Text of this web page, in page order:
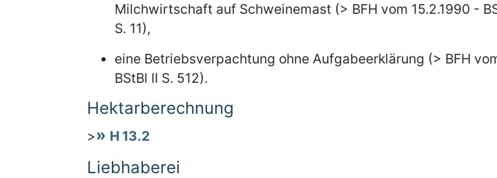
Milchwirtschaft auf Schweinemast (> BFH vom 15.2.1990 -
S. 11),
eine Betriebsverpachtung ohne Aufgabeerklärung (> BFH
BStBl II S. 512).
Hektarberechnung
> H 13.2
Liebhaberei